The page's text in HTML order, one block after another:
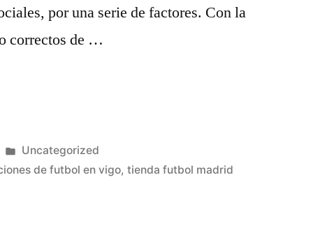
por una serie de factores. Con la
correctos de …
Publicado
en
Uncategorized
de futbol en vigo,tienda futbol madrid